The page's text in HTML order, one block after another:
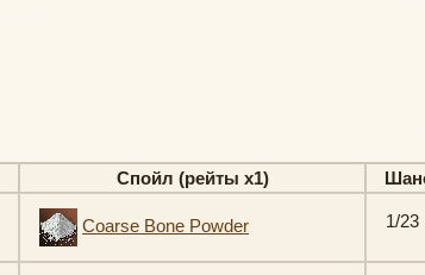
Спойл (рейты х1)
Coarse Bone Powder 1/23